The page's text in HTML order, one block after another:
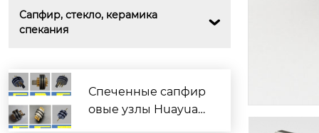
Сапфир, стекло, керамика
спекания

Спеченные сапфир
овые узлы Huayuan